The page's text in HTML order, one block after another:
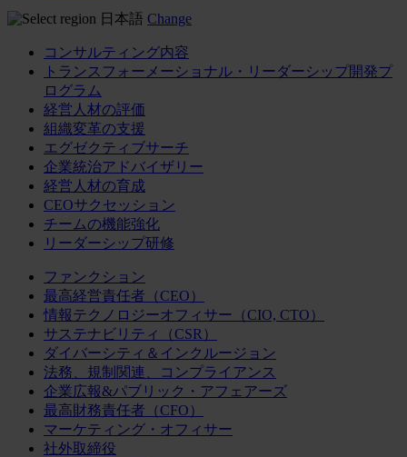
日本語 Change
コンサルティング内容
トランスフォーメーショナル・リーダーシップ開発プ
ログラム
経営人材の評価
組織変革の支援
エグゼクティブサーチ
企業統治アドバイザリー
経営人材の育成
CEOサクセッション
チームの機能強化
リーダーシップ研修
ファンクション
最高経営責任者（CEO）
情報テクノロジーオフィサー（CIO, CTO）
サステナビリティ（CSR）
ダイバーシティ＆インクルージョン
法務、規制関連、コンプライアンス
企業広報&パブリック・アフェアーズ
最高財務責任者（CFO）
マーケティング・オフィサー
社外取締役